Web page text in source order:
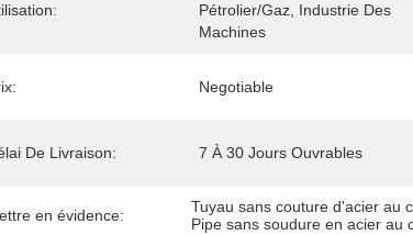
Pétrolier/gaz, Industrie Des
Machines
Negotiable
De Livraison: 7 À 30 Jours Ouvrables
en évidence: Tuyau sans couture d'acier au
Pipe sans soudure en acier au